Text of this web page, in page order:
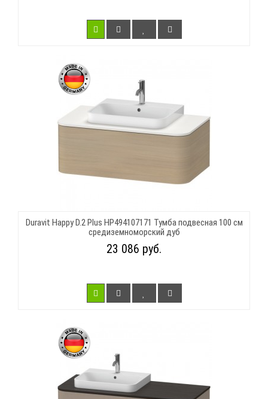
Duravit Happy D.2 Plus HP494107171 Тумба подвесная 100 см
средиземноморский дуб
23 086 руб.